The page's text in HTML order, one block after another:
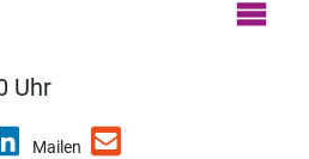
Uhr
Mailen